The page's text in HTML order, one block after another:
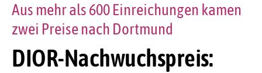
DIOR-Nachwuchspreis:
Aus mehr als 600 Einreichungen kamen
zwei Preise nach Dortmund